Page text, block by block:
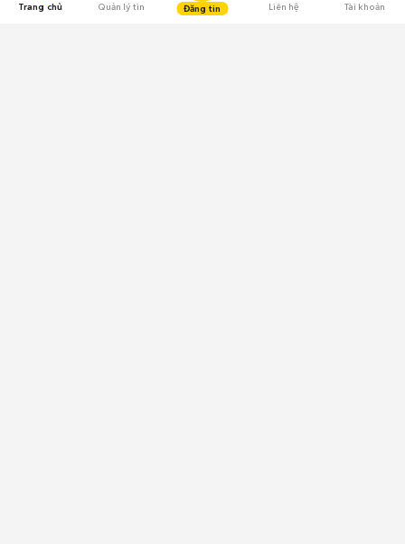
Trang chủ Quản lý tin Đăng tin Liên hệ Tài khoản